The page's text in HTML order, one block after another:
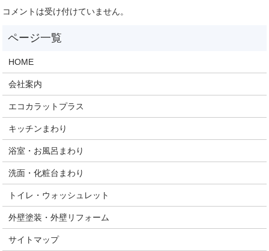
コメントは受け付けていません。
HOME
会社案内
エコカラットプラス
キッチンまわり
浴室・お風呂まわり
洗面・化粧台まわり
トイレ・ウォッシュレット
外壁塗装・外壁リフォーム
サイトマップ